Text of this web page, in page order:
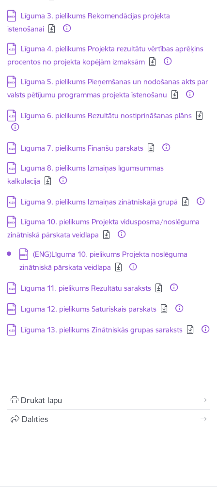
Lejupielādēt:
Līguma 3. pielikums Rekomendācijas projekta
īstenošanai
Lejupielādēt:
Līguma 4. pielikums Projekta rezultātu vērtības aprēķins
procentos no projekta kopējām izmaksām
Lejupielādēt:
Līguma 5. pielikums Pieņemšanas un nodošanas akts par
valsts pētījumu programmas projekta īstenošanu
Lejupielādēt:
Līguma 6. pielikums Rezultātu nostiprināšanas plāns
Lejupielādēt:
Līguma 7. pielikums Finanšu pārskats
Lejupielādēt:
Līguma 8. pielikums Izmaiņas līgumsummas
kalkulācijā
Lejupielādēt:
Līguma 9. pielikums Izmaiņas zinātniskajā grupā
Lejupielādēt:
Līguma 10. pielikums Projekta vidusposma/noslēguma
zinātniskā pārskata veidlapa
Lejupielādēt:
(ENG)Līguma 10. pielikums Projekta noslēguma
zinātniskā pārskata veidlapa
Lejupielādēt:
Līguma 11. pielikums Rezultātu saraksts
Lejupielādēt:
Līguma 12. pielikums Saturiskais pārskats
Lejupielādēt:
Līguma 13. pielikums Zinātniskās grupas saraksts
Drukāt lapu
Dalīties